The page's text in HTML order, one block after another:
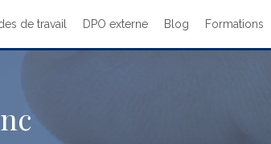
de travail DPO externe Blog Formations